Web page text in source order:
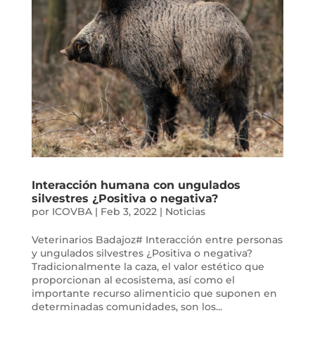
Interacción humana con ungulados
silvestres ¿Positiva o negativa?
por ICOVBA| Feb 3, 2022| Noticias
Veterinarios Badajoz# Interacción entre personas
y ungulados silvestres ¿Positiva o negativa?
Tradicionalmente la caza, el valor estético que
proporcionan al ecosistema, así como el
importante recurso alimenticio que suponen en
determinadas comunidades, son los...